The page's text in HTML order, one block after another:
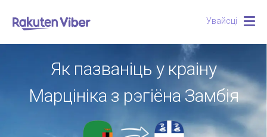
Увайсці
Як пазваніць у краіну
Марцініка з рэгіёна Замбія